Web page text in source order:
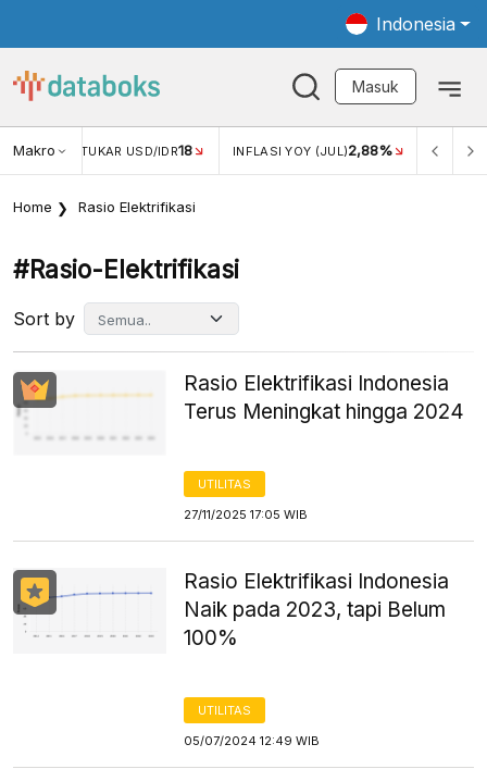
Indonesia
Masuk
Makro
USD/IDR 18 INFLASI YOY (JUL) 2,88% INFLASI MOM (JUL) -
Home Rasio Elektrifikasi
#rasio-Elektrifikasi
Sort by
Rasio Elektrifikasi Indonesia
Terus Meningkat hingga 2024
UTILITAS
27/11/2025 17:05 WIB
Rasio Elektrifikasi Indonesia
Naik pada 2023, tapi Belum
100%
UTILITAS
05/07/2024 12:49 WIB